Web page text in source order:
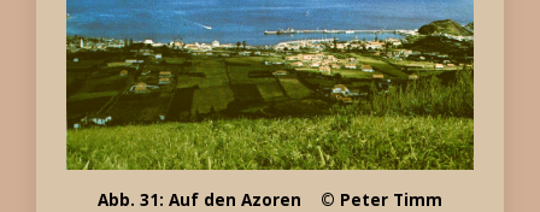
Abb. 31: Auf den Azoren © Peter Timm